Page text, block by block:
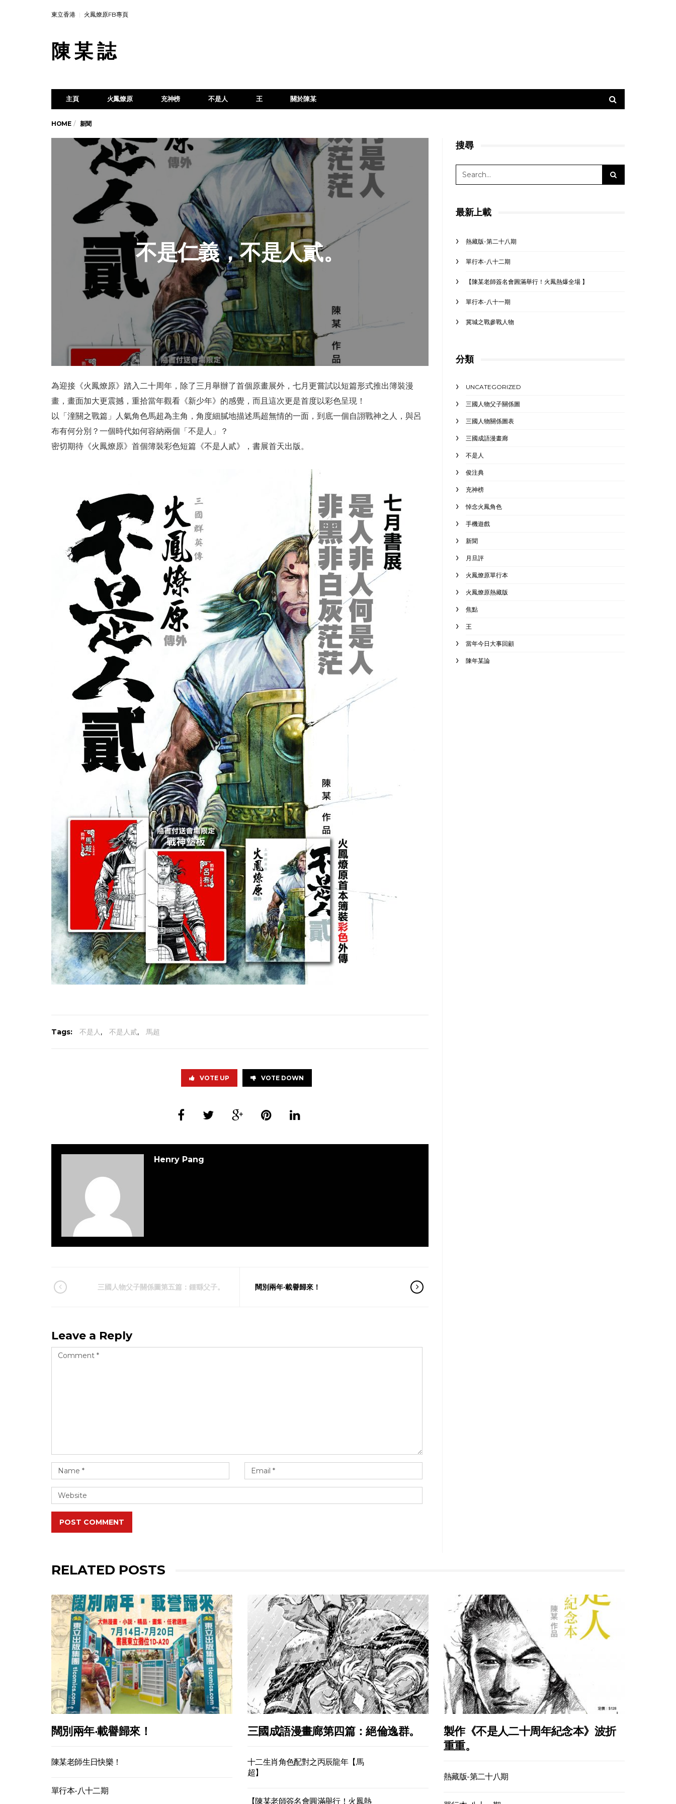
東立香港 火鳳燎原FB專頁
陳 某 誌
主頁 火鳳燎原 充神榜 不是人 王 關於陳某
HOME 新聞
不是仁義，不是人貳。
為迎接《火鳳燎原》踏入二十周年，除了三月舉辦了首個原畫展外，七月更嘗試以短篇形式推出簿裝漫
畫，畫面加大更震撼，重拾當年觀看《新少年》的感覺，而且這次更是首度以彩色呈現！
以「潼關之戰篇」人氣角色馬超為主角，角度細膩地描述馬超無情的一面，到底一個自詡戰神之人，與呂
布有何分別？一個時代如何容納兩個「不是人」？
密切期待《火鳳燎原》首個簿裝彩色短篇《不是人貳》，書展首天出版。
Tags: 不是人, 不是人貳, 馬超
VOTE UP VOTE DOWN
Henry Pang
三國人物父子關係圖第五篇：鍾繇父子。 闊別兩年‧載譽歸來！
Leave a Reply
POST COMMENT
搜尋
最新上載
熱藏版-第二十八期
單行本-八十二期
【陳某老師簽名會圓滿舉行！火鳳熱爆全場 】
單行本-八十一期
冀城之戰參戰人物
分類
UNCATEGORIZED
三國人物父子關係圖
三國人物關係圖表
三國成語漫畫廊
不是人
俊注典
充神榜
悼念火鳳角色
手機遊戲
新聞
月旦評
火鳳燎原單行本
火鳳燎原熱藏版
焦點
王
當年今日大事回顧
陳年某論
RELATED POSTS
闊別兩年‧載譽歸來！
陳某老師生日快樂！
單行本-八十二期
三國成語漫畫廊第四篇：絕倫逸群。
十二生肖角色配對之丙辰龍年【馬
超】
【陳某老師簽名會圓滿舉行！火鳳熱
製作《不是人二十周年紀念本》波折
重重。
熱藏版-第二十八期